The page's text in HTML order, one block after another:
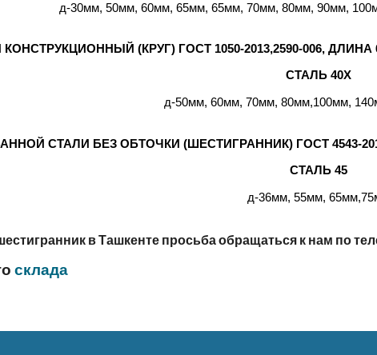
д-30мм, 50мм, 60мм, 65мм, 65мм, 70мм, 80мм, 90мм,
(КРУГ) ГОСТ 1050-2013,2590-006, ДЛИНА
СТАЛЬ 40Х
д-50мм, 60мм, 70мм, 80мм,100мм,
СТАЛИ БЕЗ ОБТОЧКИ (ШЕСТИГРАННИК) ГОСТ 4543-
СТАЛЬ 45
д-36мм, 55мм,
в Ташкенте просьба обращаться к нам по
склада